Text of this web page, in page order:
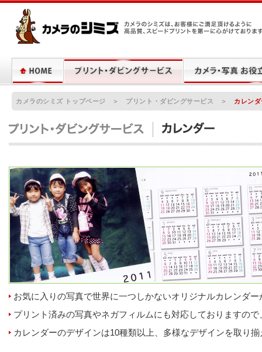
カメラのシミズは、お客様にご満足頂けるように高品質、スピードプリント
カメラのシミズ トップページ ＞ プリント・ダビングサービス ＞ カレン
カレンダー
お気に入りの写真で世界に一つしかないオリジナルカレンダーが作れます。
お気に入りの写真で世界に一つしかないオリジナルカレンダー
プリント済みの写真やネガフィルムにも対応しておりますの
カレンダーのデザインは10種類以上、多様なデザインを取り